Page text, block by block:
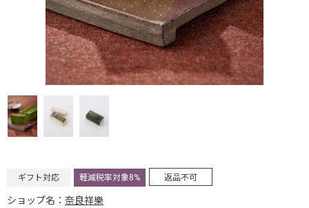
ギフト対応 軽減税率対象8% 返品不可
ショップ名： 奈良祥樂